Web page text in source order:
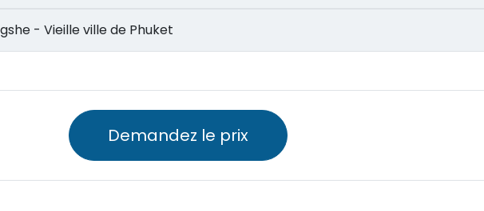
- Vieille ville de Phuket
Demandez le prix